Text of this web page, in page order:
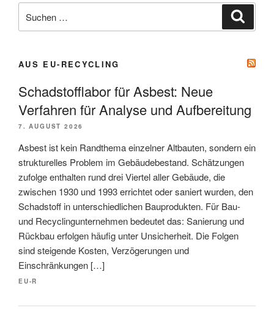
nach:
AUS EU-RECYCLING
Schadstofflabor für Asbest: Neue
Verfahren für Analyse und Aufbereitung
7. AUGUST 2026
Asbest ist kein Randthema einzelner Altbauten, sondern ein
strukturelles Problem im Gebäudebestand. Schätzungen
zufolge enthalten rund drei Viertel aller Gebäude, die
zwischen 1930 und 1993 errichtet oder saniert wurden, den
Schadstoff in unterschiedlichen Bauprodukten. Für Bau-
und Recyclingunternehmen bedeutet das: Sanierung und
Rückbau erfolgen häufig unter Unsicherheit. Die Folgen
sind steigende Kosten, Verzögerungen und
Einschränkungen […]
EU-R